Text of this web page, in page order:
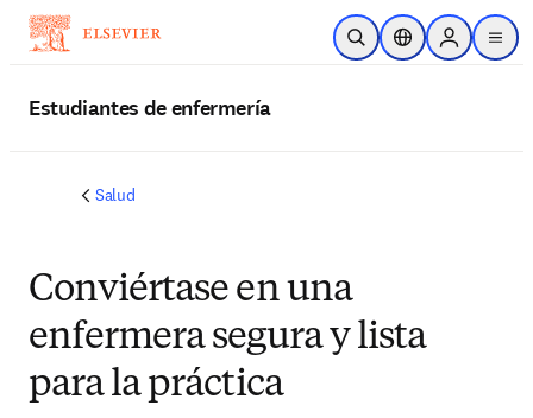
Saltar al contenido principal
Abrir búsqueda
Selector deSign in to
menu
Estudiantes de enfermería
Salud
Conviértase en una
enfermera segura y lista
para la práctica